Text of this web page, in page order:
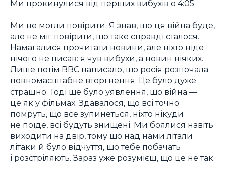
Ми прокинулися від перших вибухів о 4:05.
Ми не могли повірити. Я знав, що ця війна буде,
але не міг повірити, що таке справді сталося.
Намагалися прочитати новини, але ніхто ніде
нічого не писав: я чув вибухи, а новин ніяких.
Лише потім BBC написало, що росія розпочала
повномасштабне вторгнення. Це було дуже
страшно. Тоді ще було уявлення, що війна —
це як у фільмах. Здавалося, що всі точно
помруть, що все зупинеться, ніхто нікуди
не поїде, всі будуть знищені. Ми боялися навіть
виходити на двір, тому що над нами літали
літаки й було відчуття, що тебе побачать
і розстріляють. Зараз уже розумієш, що це не так.